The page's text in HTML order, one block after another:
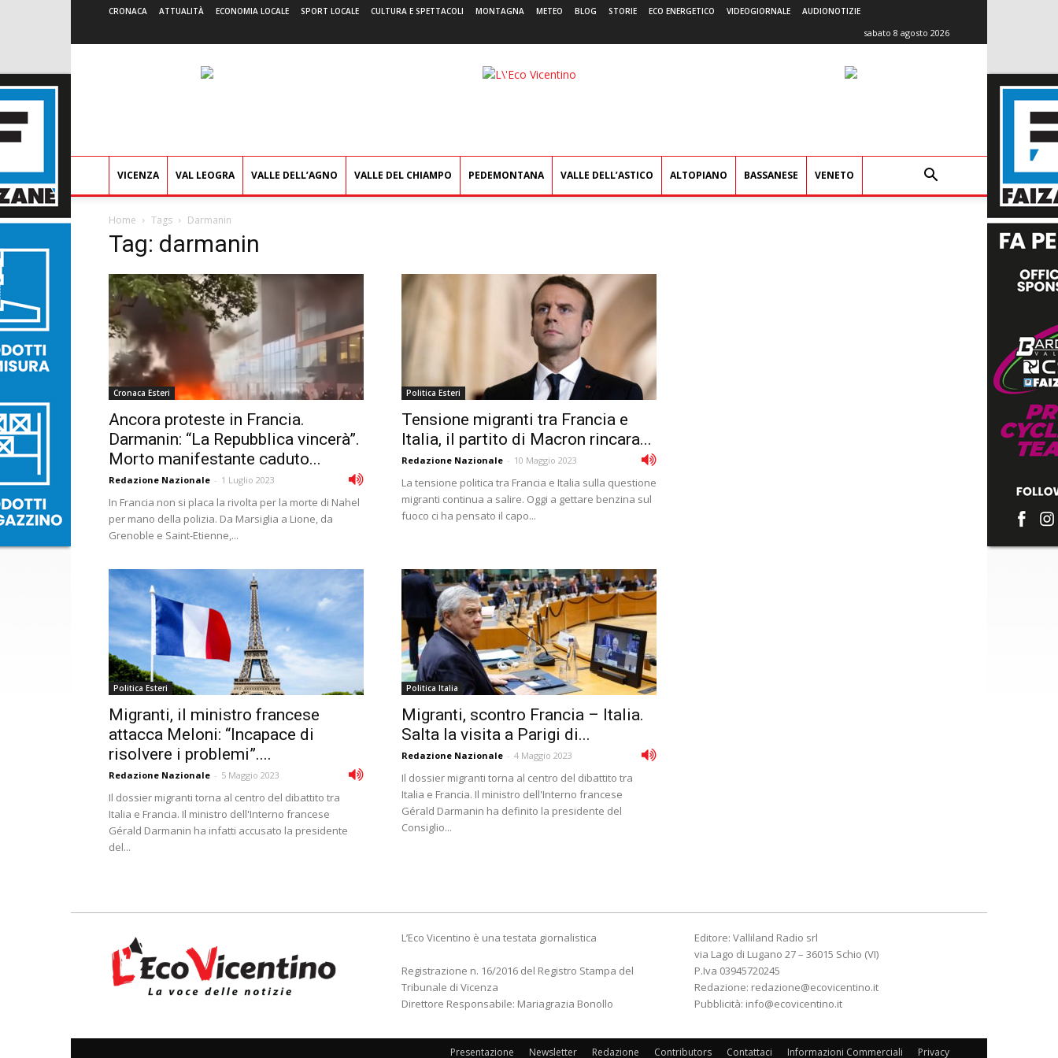
CRONACA ATTUALITÀ ECONOMIA LOCALE SPORT LOCALE CULTURA E SPETTACOLI MONTAGNA METEO BLOG STORIE ECO ENERGETICO VIDEOGIORNALE AUDIONOTIZIE
sabato 8 agosto 2026
L'Eco
VICENZA VAL LEOGRA VALLE DELL’AGNO VALLE DEL CHIAMPO PEDEMONTANA VALLE DELL’ASTICO ALTOPIANO BASSANESE VENETO
Home Tags Darmanin
Tag: darmanin
Cronaca Esteri
Ancora proteste in Francia.
Darmanin: “La Repubblica vincerà”.
Morto manifestante caduto...
Redazione Nazionale - 1 Luglio 2023
In Francia non si placa la rivolta per la morte di Nahel
per mano della polizia. Da Marsiglia a Lione, da
Grenoble e Saint-Etienne,...
Politica Esteri
Tensione migranti tra Francia e
Italia, il partito di Macron rincara...
Redazione Nazionale - 10 Maggio 2023
La tensione politica tra Francia e Italia sulla questione
migranti continua a salire. Oggi a gettare benzina sul
fuoco ci ha pensato il capo...
Politica Esteri
Migranti, il ministro francese
attacca Meloni: “Incapace di
risolvere i problemi”....
Redazione Nazionale - 5 Maggio 2023
Il dossier migranti torna al centro del dibattito tra
Italia e Francia. Il ministro dell'Interno francese
Gérald Darmanin ha infatti accusato la presidente
del...
Politica Italia
Migranti, scontro Francia – Italia.
Salta la visita a Parigi di...
Redazione Nazionale - 4 Maggio 2023
Il dossier migranti torna al centro del dibattito tra
Italia e Francia. Il ministro dell'Interno francese
Gérald Darmanin ha definito la presidente del
Consiglio...
L’Eco Vicentino è una testata giornalistica
Registrazione n. 16/2016 del Registro Stampa del
Tribunale di Vicenza
Direttore Responsabile: Mariagrazia Bonollo
Editore: Valliland Radio srl
via Lago di Lugano 27 – 36015 Schio (VI)
P.Iva 03945720245
Redazione: redazione@ecovicentino.it
Pubblicità: info@ecovicentino.it
Presentazione Newsletter Redazione Contributors Contattaci Informazioni Commerciali Privacy